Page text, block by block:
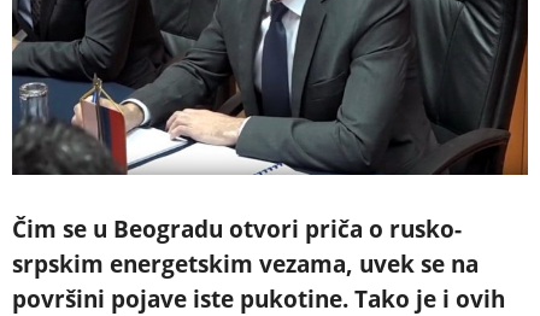
Čim se u Beogradu otvori priča o rusko-
srpskim energetskim vezama, uvek se na
površini pojave iste pukotine. Tako je i ovih